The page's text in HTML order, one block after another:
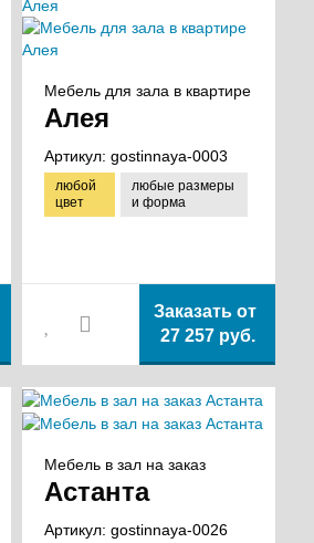
Мебель для зала в квартире
Алея
Артикул:gostinnaya-0003
любой
цвет
любые размеры
и форма
Заказать от
27 257 руб.
Мебель в зал на заказ
Астанта
Артикул:gostinnaya-0026